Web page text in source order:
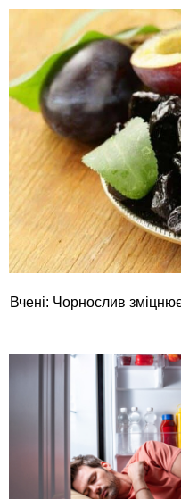
Вчені: Чорнослив